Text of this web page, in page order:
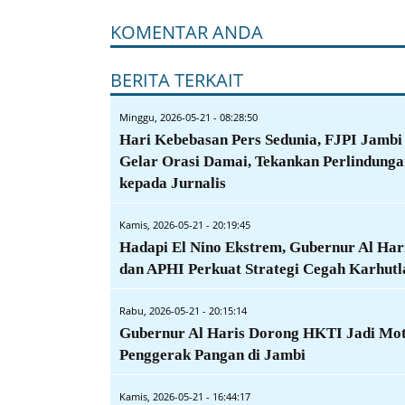
KOMENTAR ANDA
BERITA TERKAIT
Minggu, 2026-05-21 - 08:28:50
Hari Kebebasan Pers Sedunia, FJPI Jambi
Gelar Orasi Damai, Tekankan
kepada Jurnalis
Kamis, 2026-05-21 - 20:19:45
Hadapi El Nino Ekstrem, Gubernur Al
dan APHI Perkuat Strategi Cegah
Rabu, 2026-05-21 - 20:15:14
Gubernur Al Haris Dorong HKTI Jadi
Penggerak Pangan di Jambi
Kamis, 2026-05-21 - 16:44:17